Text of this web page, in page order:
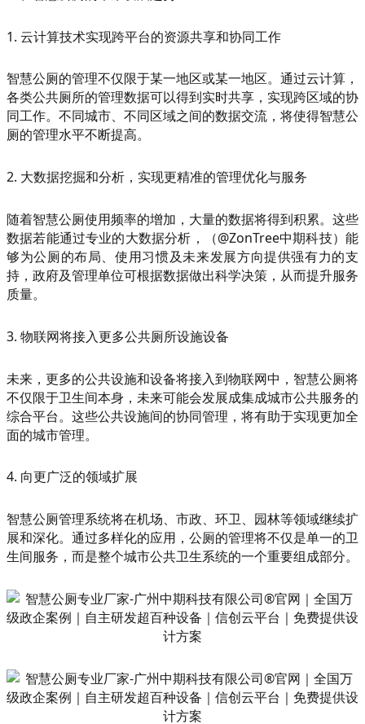
1. 云计算技术实现跨平台的资源共享和协同工作
智慧公厕的管理不仅限于某一地区或某一地区。通过云计算，
各类公共厕所的管理数据可以得到实时共享，实现跨区域的协
同工作。不同城市、不同区域之间的数据交流，将使得智慧公
厕的管理水平不断提高。
2. 大数据挖掘和分析，实现更精准的管理优化与服务
随着智慧公厕使用频率的增加，大量的数据将得到积累。这些
数据若能通过专业的大数据分析，（@ZonTree中期科技）能
够为公厕的布局、使用习惯及未来发展方向提供强有力的支
持，政府及管理单位可根据数据做出科学决策，从而提升服务
质量。
3. 物联网将接入更多公共厕所设施设备
未来，更多的公共设施和设备将接入到物联网中，智慧公厕将
不仅限于卫生间本身，未来可能会发展成集成城市公共服务的
综合平台。这些公共设施间的协同管理，将有助于实现更加全
面的城市管理。
4. 向更广泛的领域扩展
智慧公厕管理系统将在机场、市政、环卫、园林等领域继续扩
展和深化。通过多样化的应用，公厕的管理将不仅是单一的卫
生间服务，而是整个城市公共卫生系统的一个重要组成部分。